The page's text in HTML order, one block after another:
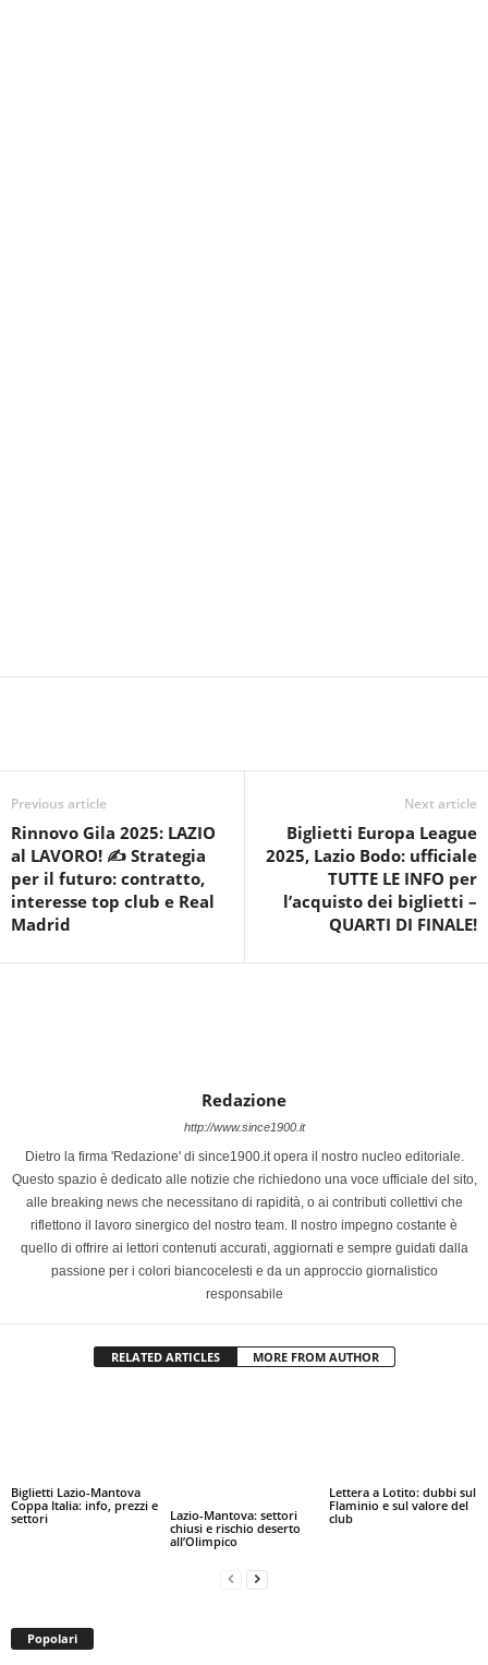
Previous article
Rinnovo Gila 2025: LAZIO
al LAVORO! ✍️ Strategia
per il futuro: contratto,
interesse top club e Real
Madrid
Next article
Biglietti Europa League
2025, Lazio Bodo: ufficiale
TUTTE LE INFO per
l’acquisto dei biglietti –
QUARTI DI FINALE!
Redazione
http://www.since1900.it
Dietro la firma 'Redazione' di since1900.it opera il nostro nucleo editoriale.
Questo spazio è dedicato alle notizie che richiedono una voce ufficiale del sito,
alle breaking news che necessitano di rapidità, o ai contributi collettivi che
riflettono il lavoro sinergico del nostro team. Il nostro impegno costante è
quello di offrire ai lettori contenuti accurati, aggiornati e sempre guidati dalla
passione per i colori biancocelesti e da un approccio giornalistico
responsabile
RELATED ARTICLES MORE FROM AUTHOR
Biglietti Lazio-Mantova
Coppa Italia: info, prezzi e
settori
Lazio-Mantova: settori
chiusi e rischio deserto
all’Olimpico
Lettera a Lotito: dubbi sul
Flaminio e sul valore del
club
Popolari